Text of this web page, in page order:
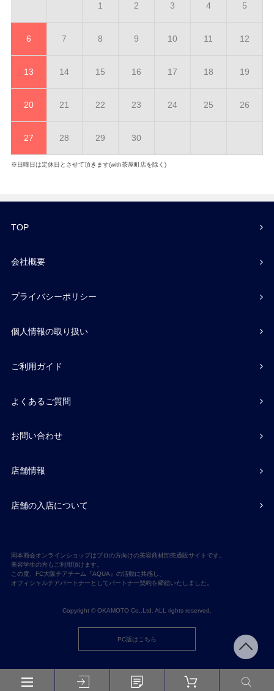
1 2 3 4 5
6 7 8 9 10 11 12
13 14 15 16 17 18 19
20 21 22 23 24 25 26
27 28 29 30
※日曜日は定休日とさせて頂きます(with茶屋町店を除く)
TOP
会社概要
プライバシーポリシー
個人情報の取り扱い
ご利用ガイド
よくあるご質問
お問い合わせ
店舗情報
店舗の入店について
岡本商会オンラインショップはプロの方向けの美容商材卸売通販サイトです。
美容学生の方もご利用頂けます。
この度、FC大阪チアチーム『AQUA』の活動に共感し、
オフィシャルチアパートナーとしてパートナー契約を締結いたしました。
Copyright © OKAMOTO Co,.Ltd. ALL rights reserved.
PC版はこちら